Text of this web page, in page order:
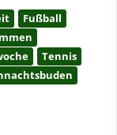
Fußball
Tennis